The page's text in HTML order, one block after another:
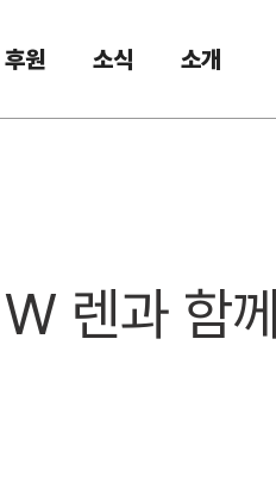
후원 소식 소개
렌과 함